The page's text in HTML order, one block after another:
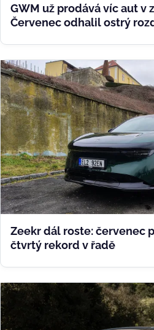
GWM už prodává víc aut v
Červenec odhalil ostrý
Zeekr dál roste: červenec
čtvrtý rekord v řadě